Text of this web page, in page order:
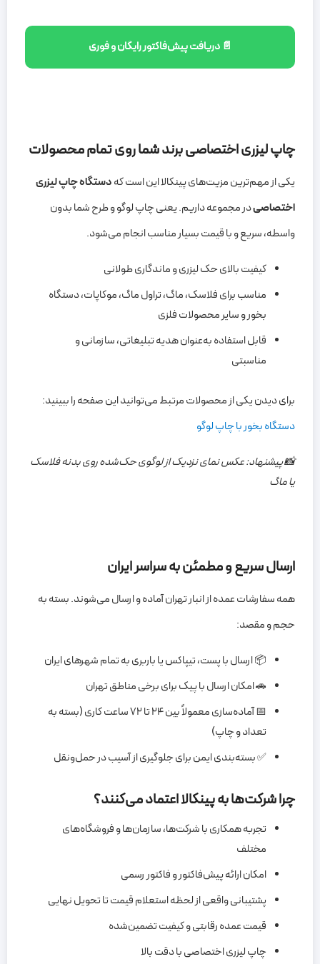
📄 دریافت پیش‌فاکتور رایگان و فوری
چاپ لیزری اختصاصی برند شما روی تمام محصولات
یکی از مهم‌ترین مزیت‌های پینکالا این است کهدستگاه چاپ لیزری
اختصاصیدر مجموعه داریم. یعنی چاپ لوگو و طرح شما بدون
واسطه، سریع و با قیمت بسیار مناسب انجام می‌شود.
کیفیت بالای حک لیزری و ماندگاری طولانی
مناسب برای فلاسک، ماگ، تراول ماگ، موکاپات، دستگاه
بخور و سایر محصولات فلزی
قابل استفاده به‌عنوان هدیه تبلیغاتی، سازمانی و
مناسبتی
برای دیدن یکی از محصولات مرتبط می‌توانید این صفحه را ببینید:
دستگاه بخور با چاپ لوگو
📸 پیشنهاد: عکس نمای نزدیک از لوگوی حک‌شده روی بدنه فلاسک
یا ماگ
ارسال سریع و مطمئن به سراسر ایران
همه سفارشات عمده از انبار تهران آماده و ارسال می‌شوند. بسته به
حجم و مقصد:
📦 ارسال با پست، تیپاکس یا باربری به تمام شهرهای ایران
🚗 امکان ارسال با پیک برای برخی مناطق تهران
📅 آماده‌سازی معمولاً بین ۲۴ تا ۷۲ ساعت کاری (بسته به
تعداد و چاپ)
✅ بسته‌بندی ایمن برای جلوگیری از آسیب در حمل‌ونقل
چرا شرکت‌ها به پینکالا اعتماد می‌کنند؟
تجربه همکاری با شرکت‌ها، سازمان‌ها و فروشگاه‌های
مختلف
امکان ارائه پیش‌فاکتور و فاکتور رسمی
پشتیبانی واقعی از لحظه استعلام قیمت تا تحویل نهایی
قیمت عمده رقابتی و کیفیت تضمین‌شده
چاپ لیزری اختصاصی با دقت بالا